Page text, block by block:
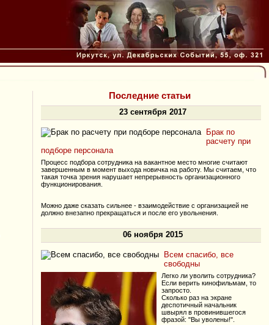
Последние статьи
23 сентября 2017
Брак по
расчету при
подборе персонала
Процесс подбора сотрудника на вакантное место многие считают
завершенным в момент выхода новичка на работу. Мы считаем, что
такая точка зрения нарушает непрерывность организационного
функционирования.
Можно даже сказать сильнее - взаимодействие с организацией не
должно внезапно прекращаться и после его увольнения.
06 ноября 2015
Всем спасибо, все
свободны
Легко ли уволить сотрудника?
Если верить кинофильмам, то
запросто.
Сколько раз на экране
деспотичный начальник
швырял в провинившегося
фразой: "Вы уволены!".